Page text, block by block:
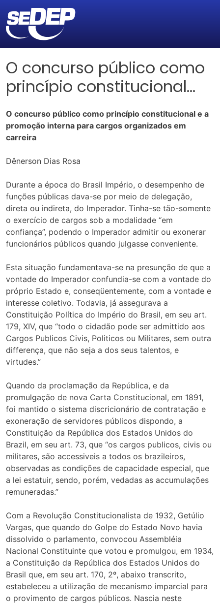
O concurso público como
princípio constitucional…
O concurso público como princípio constitucional e a
promoção interna para cargos organizados em
carreira
Dênerson Dias Rosa
Durante a época do Brasil Império, o desempenho de
funções públicas dava-se por meio de delegação,
direta ou indireta, do Imperador. Tinha-se tão-somente
o exercício de cargos sob a modalidade “em
confiança”, podendo o Imperador admitir ou exonerar
funcionários públicos quando julgasse conveniente.
Esta situação fundamentava-se na presunção de que a
vontade do Imperador confundia-se com a vontade do
próprio Estado e, conseqüentemente, com a vontade e
interesse coletivo. Todavia, já assegurava a
Constituição Política do Império do Brasil, em seu art.
179, XIV, que “todo o cidadão pode ser admittido aos
Cargos Publicos Civis, Politicos ou Militares, sem outra
differença, que não seja a dos seus talentos, e
virtudes.”
Quando da proclamação da República, e da
promulgação de nova Carta Constitucional, em 1891,
foi mantido o sistema discricionário de contratação e
exoneração de servidores públicos dispondo, a
Constituição da República dos Estados Unidos do
Brazil, em seu art. 73, que “os cargos publicos, civis ou
militares, são accessiveis a todos os brazileiros,
observadas as condições de capacidade especial, que
a lei estatuir, sendo, porém, vedadas as accumulações
remuneradas.”
Com a Revolução Constitucionalista de 1932, Getúlio
Vargas, que quando do Golpe do Estado Novo havia
dissolvido o parlamento, convocou Assembléia
Nacional Constituinte que votou e promulgou, em 1934,
a Constituição da República dos Estados Unidos do
Brasil que, em seu art. 170, 2º, abaixo transcrito,
estabeleceu a utilização de mecanismo imparcial para
o provimento de cargos públicos. Nascia neste